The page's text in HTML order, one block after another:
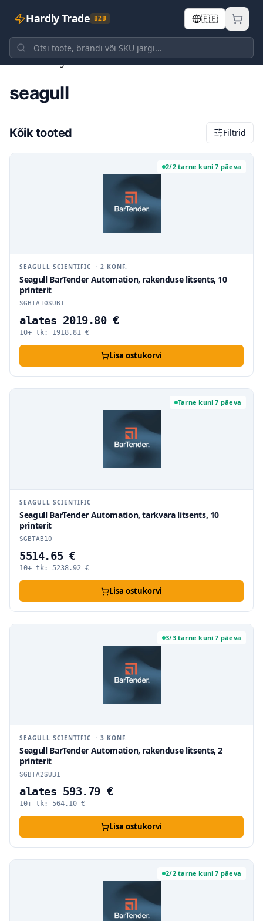
Hardly Trade B2B 🇪🇪
Avaleht seagull
seagull
Kõik tooted Filtrid
2/2 tarne kuni 7 päeva
SEAGULL SCIENTIFIC · 2 KONF.
Seagull BarTender Automation, rakenduse litsents, 10
printerit
SGBTA10SUB1
alates 2019.80 €
10+ tk: 1918.81 €
Lisa ostukorvi
Tarne kuni 7 päeva
SEAGULL SCIENTIFIC
Seagull BarTender Automation, tarkvara litsents, 10
printerit
SGBTAB10
5514.65 €
10+ tk: 5238.92 €
Lisa ostukorvi
3/3 tarne kuni 7 päeva
SEAGULL SCIENTIFIC · 3 KONF.
Seagull BarTender Automation, rakenduse litsents, 2
printerit
SGBTA2SUB1
alates 593.79 €
10+ tk: 564.10 €
Lisa ostukorvi
2/2 tarne kuni 7 päeva